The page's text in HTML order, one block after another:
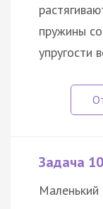
пружины
упругости
Задача